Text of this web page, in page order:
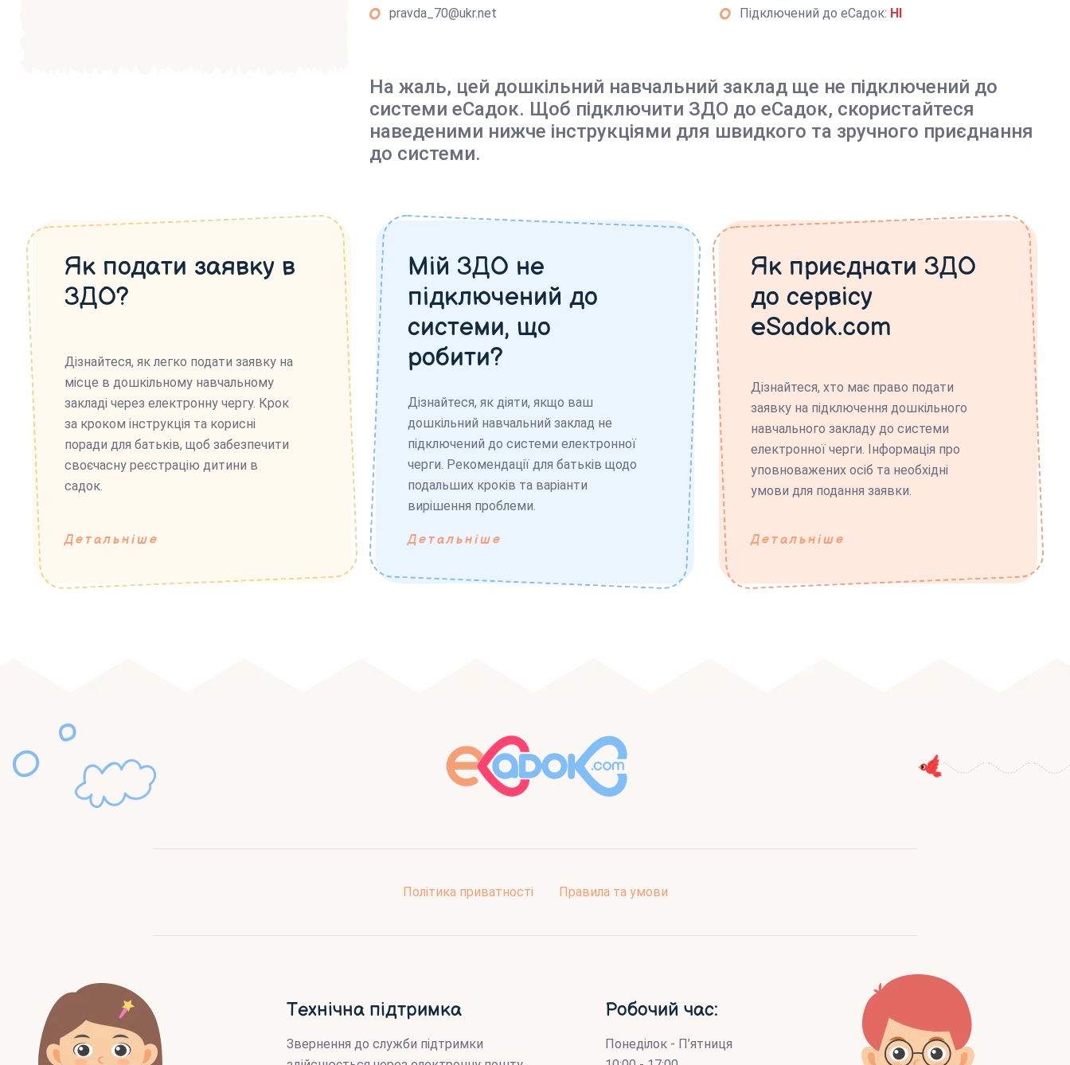
pravda_70@ukr.net
Підключений до еСадок: НІ
На жаль, цей дошкільний навчальний заклад ще не підключений до
системи еСадок. Щоб підключити ЗДО до еСадок, скористайтеся
наведеними нижче інструкціями для швидкого та зручного приєднання
до системи.
Як подати заявку в
ЗДО?
Дізнайтеся, як легко подати заявку на
місце в дошкільному навчальному
закладі через електронну чергу. Крок
за кроком інструкція та корисні
поради для батьків, щоб забезпечити
своєчасну реєстрацію дитини в
садок.
Детальніше
Мій ЗДО не
підключений до
системи, що
робити?
Дізнайтеся, як діяти, якщо ваш
дошкільний навчальний заклад не
підключений до системи електронної
черги. Рекомендації для батьків щодо
подальших кроків та варіанти
вирішення проблеми.
Детальніше
Як приєднати ЗДО
до сервісу
eSadok.com
Дізнайтеся, хто має право подати
заявку на підключення дошкільного
навчального закладу до системи
електронної черги. Інформація про
уповноважених осіб та необхідні
умови для подання заявки.
Детальніше
Політика приватності Правила та умови
Технічна підтримка
Звернення до служби підтримки
Робочий час:
Понеділок - П’ятниця